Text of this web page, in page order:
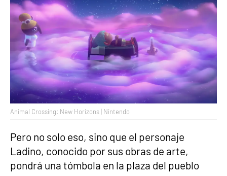
Animal Crossing: New Horizons | Nintendo
Pero no solo eso, sino que el personaje
Ladino, conocido por sus obras de arte,
pondrá una tómbola en la plaza del pueblo